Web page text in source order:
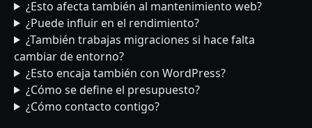
¿Esto afecta también al mantenimiento web?
¿Puede influir en el rendimiento?
¿También trabajas migraciones si hace falta
cambiar de entorno?
¿Esto encaja también con WordPress?
¿Cómo se define el presupuesto?
¿Cómo contacto contigo?